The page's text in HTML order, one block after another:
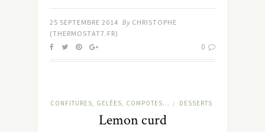
25 SEPTEMBRE 2014 By CHRISTOPHE
(THERMOSTAT7.FR)
0
CONFITURES, GELÉES, COMPOTES... / DESSERTS
Lemon curd